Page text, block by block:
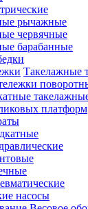
рычажные
червячные
барабанные
Такелажные
платформ
насосы